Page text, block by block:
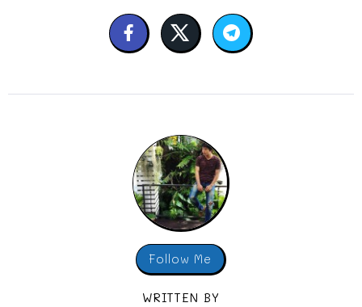
Follow Me
WRITTEN BY